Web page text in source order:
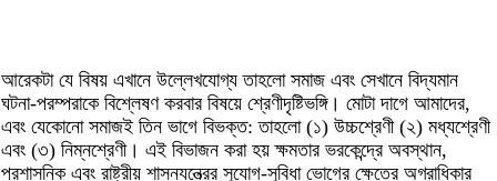
আরেকটা যে বিষয় এখানে উল্লেখযোগ্য তাহলো সমাজ এবং সেখানে বিদ্যমান
ঘটনা-পরম্পরাকে বিশ্লেষণ করবার বিষয়ে শ্রেণীদৃষ্টিভঙ্গি। মোটা দাগে আমাদের,
এবং যেকোনো সমাজই তিন ভাগে বিভক্ত: তাহলো (১) উচ্চশ্রেণী (২) মধ্যশ্রেণী
এবং (৩) নিম্নশ্রেণী। এই বিভাজন করা হয় ক্ষমতার ভরকেন্দ্রে অবস্থান,
প্রশাসনিক এবং রাষ্ট্রীয় শাসনযন্ত্রের সুযোগ-সুবিধা ভোগের ক্ষেত্রে অগ্রাধিকার